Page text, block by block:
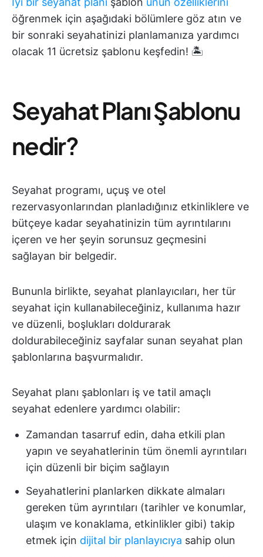
öğrenmek için aşağıdaki bölümlere göz atın ve
bir sonraki seyahatinizi planlamanıza yardımcı
olacak 11 ücretsiz şablonu keşfedin! 🏝️
Seyahat Planı Şablonu
nedir?
Seyahat programı, uçuş ve otel
rezervasyonlarından planladığınız etkinliklere ve
bütçeye kadar seyahatinizin tüm ayrıntılarını
içeren ve her şeyin sorunsuz geçmesini
sağlayan bir belgedir.
Bununla birlikte, seyahat planlayıcıları, her tür
seyahat için kullanabileceğiniz, kullanıma hazır
ve düzenli, boşlukları doldurarak
doldurabileceğiniz sayfalar sunan seyahat plan
şablonlarına başvurmalıdır.
Seyahat planı şablonları iş ve tatil amaçlı
seyahat edenlere yardımcı olabilir:
Zamandan tasarruf edin, daha etkili plan
yapın ve seyahatlerinin tüm önemli ayrıntıları
için düzenli bir biçim sağlayın
Seyahatlerini planlarken dikkate almaları
gereken tüm ayrıntıları (tarihler ve konumlar,
ulaşım ve konaklama, etkinlikler gibi) takip
etmek için dijital bir planlayıcıya sahip olun